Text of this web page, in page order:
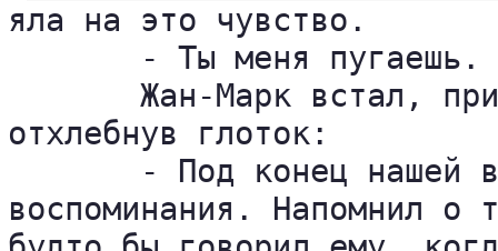
яла на это чувство.
- Ты меня пугаешь.
Жан-Марк встал,
отхлебнув глоток:
- Под конец нашей
воспоминания. Напомнил